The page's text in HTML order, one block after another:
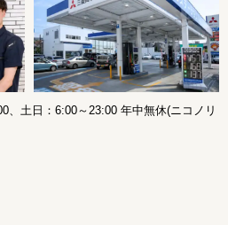
、土日：6:00～23:00 年中無休(ニコノリ